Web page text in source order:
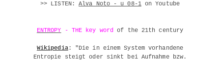
>> LISTEN:Alva Noto - u_08-1on Youtube
ENTROPY - THE key word of the 21th century
Wikipedia: "Die in einem System vorhandene
Entropie steigt oder sinkt bei Aufnahme bzw.